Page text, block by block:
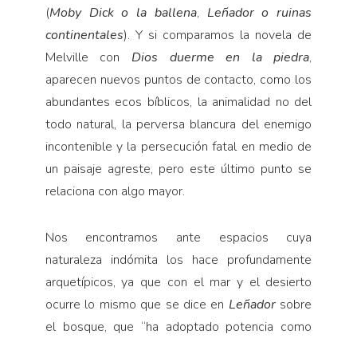
(Moby Dick o la ballena, Leñador o ruinas
continentales). Y si comparamos la novela de
Melville con Dios duerme en la piedra,
aparecen nuevos puntos de contacto, como los
abundantes ecos bíblicos, la animalidad no del
todo natural, la perversa blancura del enemigo
incontenible y la persecución fatal en medio de
un paisaje agreste, pero este último punto se
relaciona con algo mayor.
Nos encontramos ante espacios cuya
naturaleza indómita los hace profundamente
arquetípicos, ya que con el mar y el desierto
ocurre lo mismo que se dice en Leñador sobre
el bosque, que “ha adoptado potencia como